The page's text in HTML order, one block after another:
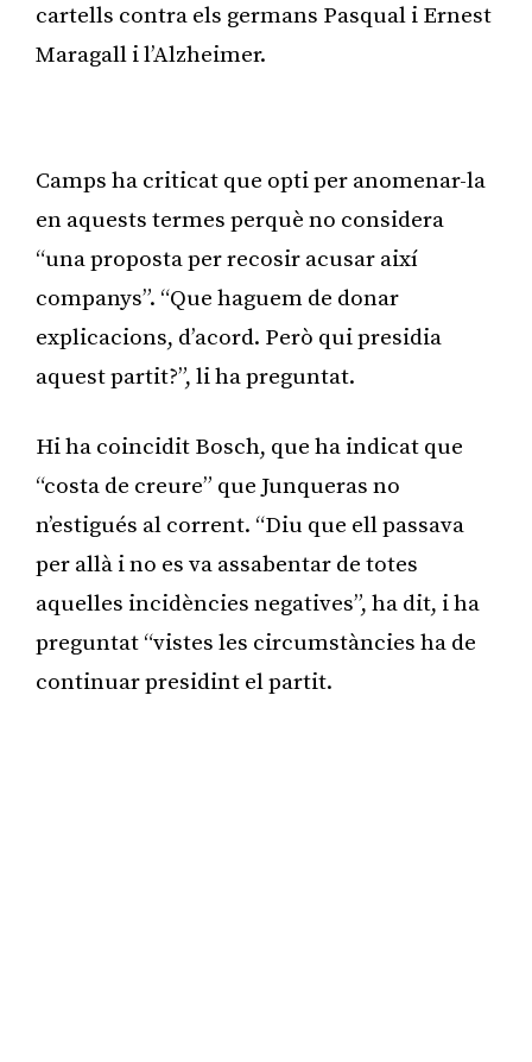
cartells contra els germans Pasqual i Ernest
Maragall i l’Alzheimer.
Camps ha criticat que opti per anomenar-la
en aquests termes perquè no considera
“una proposta per recosir acusar així
companys”. “Que haguem de donar
explicacions, d’acord. Però qui presidia
aquest partit?”, li ha preguntat.
Hi ha coincidit Bosch, que ha indicat que
“costa de creure” que Junqueras no
n’estigués al corrent. “Diu que ell passava
per allà i no es va assabentar de totes
aquelles incidències negatives”, ha dit, i ha
preguntat “vistes les circumstàncies ha de
continuar presidint el partit.